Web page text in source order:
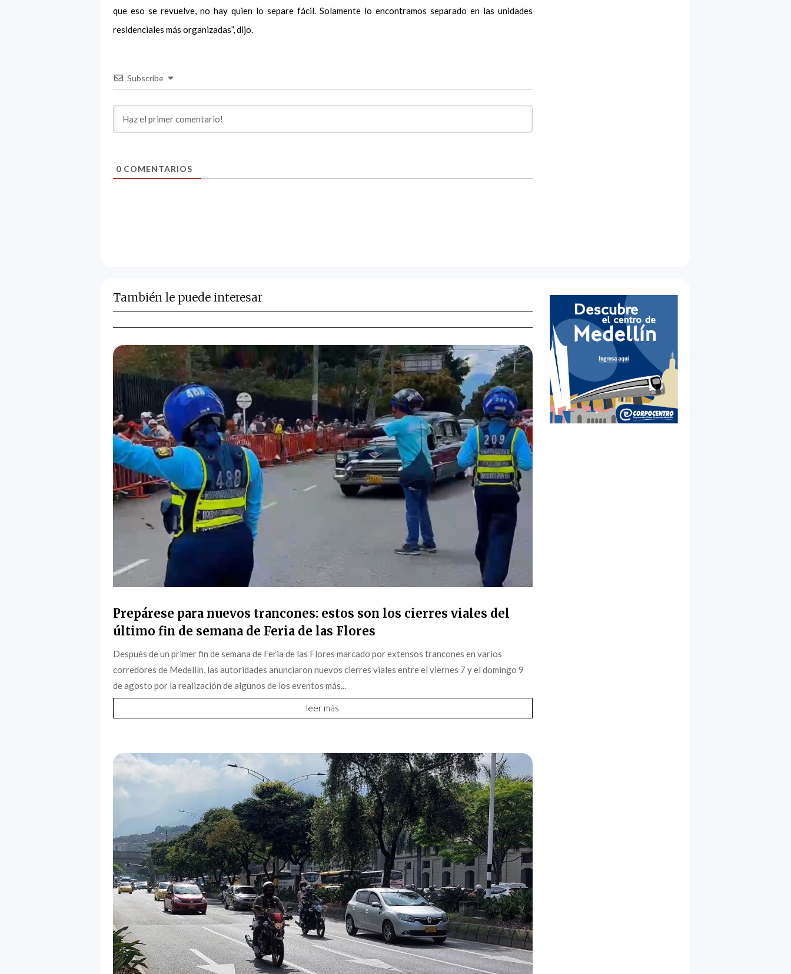
que eso se revuelve, no hay quien lo separe fácil. Solamente lo encontramos separado en las unidades
residenciales más organizadas”, dijo.
Subscribe
0 COMENTARIOS
También le puede interesar
Prepárese para nuevos trancones: estos son los cierres viales del
último fin de semana de Feria de las Flores
Después de un primer fin de semana de Feria de las Flores marcado por extensos trancones en varios
corredores de Medellín, las autoridades anunciaron nuevos cierres viales entre el viernes 7 y el domingo 9
de agosto por la realización de algunos de los eventos más...
leer más